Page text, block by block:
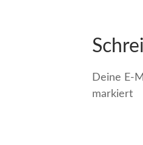
Deine E-
markiert